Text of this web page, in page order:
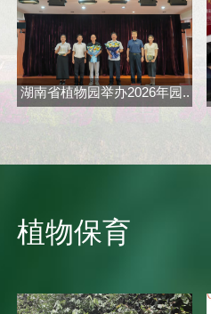
湖南省植物园举办2026年园..
植物保育